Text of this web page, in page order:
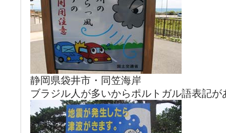
静岡県袋井市・同笠海岸
ブラジル人が多いからポルトガル語表記が